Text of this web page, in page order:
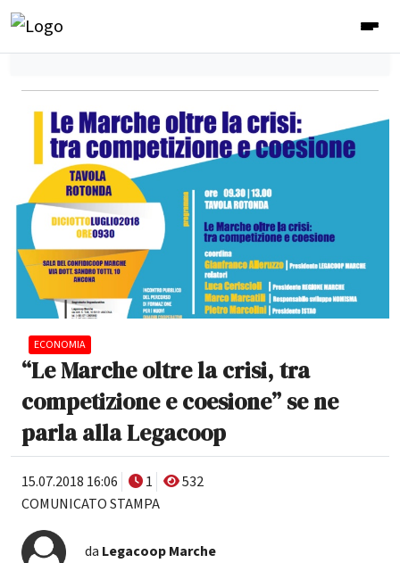
ECONOMIA
“Le Marche oltre la crisi, tra
competizione e coesione” se ne
parla alla Legacoop
15.07.2018 16:06 1
532
COMUNICATO STAMPA
da Legacoop Marche